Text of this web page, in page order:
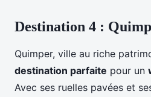
Destination 4 :
Quimper, ville au riche
destination parfaite pour un
Avec ses ruelles pavées et